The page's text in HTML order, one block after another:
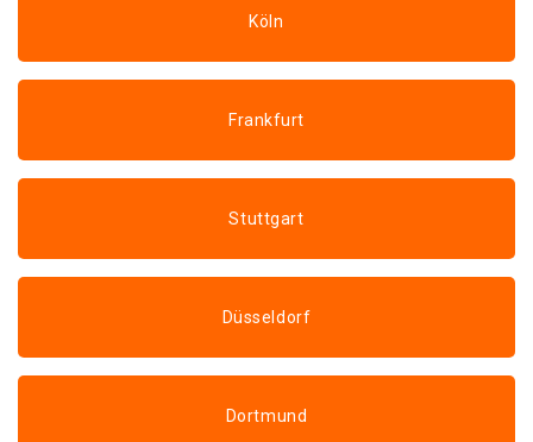
Köln
Frankfurt
Stuttgart
Düsseldorf
Dortmund